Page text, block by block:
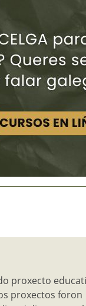
proxecto
proxectos foron